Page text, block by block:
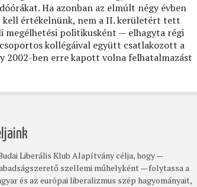
Ha azonban az elmúlt négy évben
értékelnünk, nem a II. kerületért tett
megélhetési politikusként — elhagyta régi
kollégáival együtt csatlakozott a
2002-ben erre kapott volna felhatalmazást
Liberális Klub Alapítvány célja, hogy —
szellemi műhelyként — folytassa a
és az európai liberalizmus szép hagyományait,